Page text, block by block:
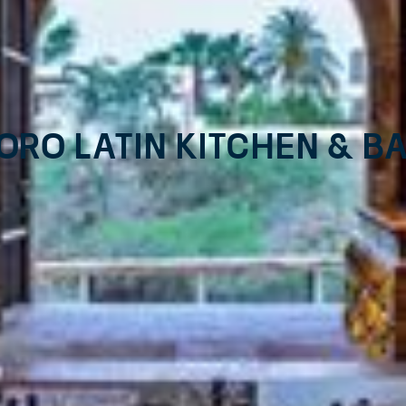
LATIN KITCHEN &